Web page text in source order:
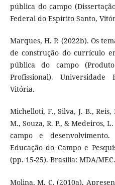
pública do campo
Federal do Espírito Santo,
Marques, H. P. (2022b). Os
de construção do currículo
pública do campo
Profissional).
Vitória.
Michelloti, F., Silva, J. B., Reis,
M., Souza, R. P., & Medeiros,
campo e
Educação do Campo e
(pp. 15-25). Brasília: MDA/MEC.
Molina, M. C. (2010a).